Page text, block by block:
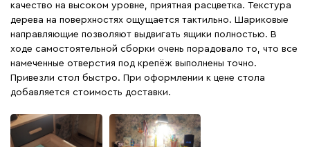
качество на высоком уровне, приятная расцветка. Текстура
дерева на поверхностях ощущается тактильно. Шариковые
направляющие позволяют выдвигать ящики полностью. В
ходе самостоятельной сборки очень порадовало то, что все
намеченные отверстия под крепёж выполнены точно.
Привезли стол быстро. При оформлении к цене стола
добавляется стоимость доставки.